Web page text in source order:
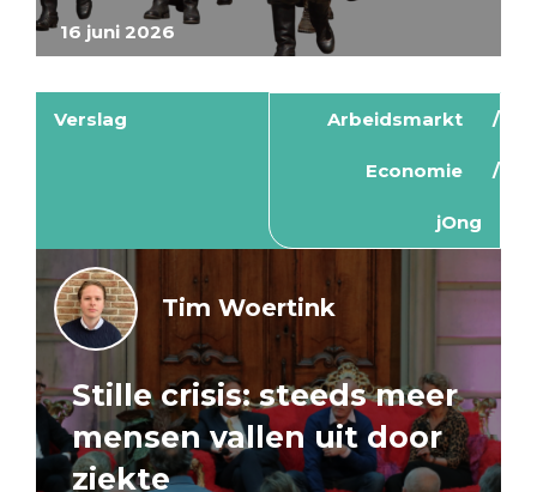
16 juni 2026
Verslag Arbeidsmarkt
Economie
jOng
Tim Woertink
Stille crisis: steeds meer
mensen vallen uit door
ziekte